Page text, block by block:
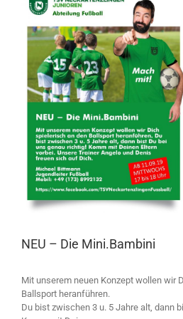
Larger
NEU – Die Mini.Bambini
Mit unserem neuen Konzept wollen wir
Ballsport heranführen.
Du bist zwischen 3 u. 5 Jahre alt, dann